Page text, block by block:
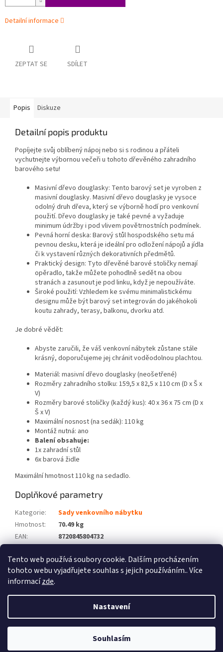
Tento web používá soubory cookie. Dalším procházením
tohoto webu vyjadřujete souhlas s jejich používáním.. Více
informacízde.
Nastavení
Souhlasím
Detailní informace
ZEPTAT SE SDÍLET
Popis Diskuze
Detailní popis produktu
Popíjejte svůj oblíbený nápoj nebo si s rodinou a přáteli
vychutnejte výbornou večeři u tohoto dřevěného zahradního
barového setu!
Masivní dřevo douglasky: Tento barový set je vyroben z
masivní douglasky. Masivní dřevo douglasky je vysoce
odolný druh dřeva, který se výborně hodí pro venkovní
použití. Dřevo douglasky je také pevné a vyžaduje
minimum údržby i pod vlivem povětrnostních podmínek.
Pevná horní deska: Barový stůl hospodského setu má
pevnou desku, která je ideální pro odložení nápojů a jídla
či k vystavení různých dekorativních předmětů.
Praktický design: Tyto dřevěné barové stoličky nemají
opěradlo, takže můžete pohodlně sedět na obou
stranách a zasunout je pod linku, když je nepoužíváte.
Široké použití: Vzhledem ke svému minimalistickému
designu může být barový set integrován do jakéhokoli
koutu zahrady, terasy, balkonu, dvorku atd.
Je dobré vědět:
Abyste zaručili, že váš venkovní nábytek zůstane stále
krásný, doporučujeme jej chránit voděodolnou plachtou.
Materiál: masivní dřevo douglasky (neošetřené)
Rozměry zahradního stolku: 159,5 x 82,5 x 110 cm (D x Š x
V)
Rozměry barové stoličky (každý kus): 40 x 36 x 75 cm (D x
Š x V)
Maximální nosnost (na sedák): 110 kg
Montáž nutná: ano
Balení obsahuje:
1x zahradní stůl
6x barová židle
Maximální hmotnost 110 kg na sedadlo.
Doplňkové parametry
Kategorie:
Sady venkovního nábytku
Hmotnost:
70.49 kg
EAN:
8720845804732
Počet balíků: 4
Vytvořil Shoptet
Zboží XL. Všechna práva vyhrazena.